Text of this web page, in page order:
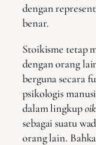
dengan
benar.
Stoikisme tetap
dengan orang
berguna secara
psikologis
dalam lingkup
sebagai suatu
orang lain.